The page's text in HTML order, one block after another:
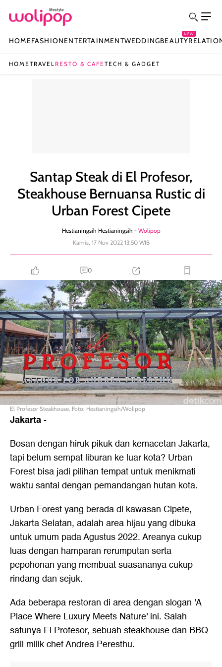
HOMEFASHIONENTERTAINMENTWEDDINGBEAUTY
NEW
HOMETRAVEL RESTO & CAFETECH & GADGET
Santap Steak di El Profesor,
Steakhouse Bernuansa Rustic di
Urban Forest Cipete
Hestianingsih Hestianingsih - Wolipop
Kamis, 17 Nov 2022 13:50 WIB
0
El Profesor Steakhouse. Foto: Hestianingsih/Wolipop
Jakarta-
Bosan dengan hiruk pikuk dan kemacetan Jakarta,
tapi belum sempat liburan ke luar kota? Urban
Forest bisa jadi pilihan tempat untuk menikmati
waktu santai dengan pemandangan hutan kota.
Urban Forest yang berada di kawasan Cipete,
Jakarta Selatan, adalah area hijau yang dibuka
untuk umum pada Agustus 2022. Areanya cukup
luas dengan hamparan rerumputan serta
pepohonan yang membuat suasananya cukup
rindang dan sejuk.
Ada beberapa restoran di area dengan slogan 'A
Place Where Luxury Meets Nature' ini. Salah
satunya El Profesor, sebuah steakhouse dan BBQ
grill milik chef Andrea Peresthu.